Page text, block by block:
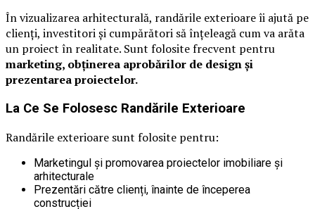
În vizualizarea arhitecturală, randările exterioare îi ajută pe
clienți, investitori și cumpărători să înțeleagă cum va arăta
un proiect în realitate. Sunt folosite frecvent pentru
marketing, obținerea aprobărilor de design și
prezentarea proiectelor.
La Ce Se Folosesc Randările Exterioare
Randările exterioare sunt folosite pentru:
Marketingul și promovarea proiectelor imobiliare și
arhitecturale
Prezentări către clienți, înainte de începerea
construcției